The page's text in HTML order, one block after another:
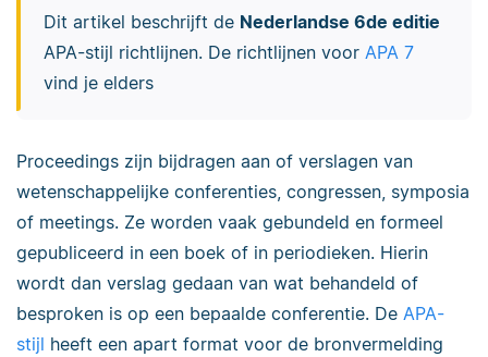
Dit artikel beschrijft de Nederlandse 6de editie
APA-stijl richtlijnen. De richtlijnen voor APA 7
vind je elders
Proceedings zijn bijdragen aan of verslagen van
wetenschappelijke conferenties, congressen, symposia
of meetings. Ze worden vaak gebundeld en formeel
gepubliceerd in een boek of in periodieken. Hierin
wordt dan verslag gedaan van wat behandeld of
besproken is op een bepaalde conferentie. De APA-
stijl heeft een apart format voor de bronvermelding